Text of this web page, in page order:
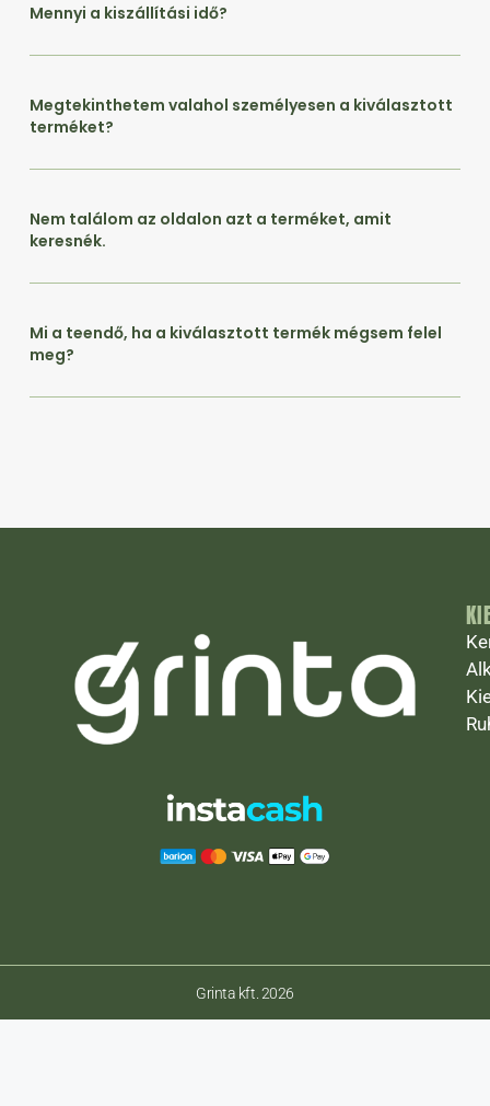
Mennyi a kiszállítási idő?
Megtekinthetem valahol személyesen a kiválasztott
terméket?
Nem találom az oldalon azt a terméket, amit
keresnék.
Mi a teendő, ha a kiválasztott termék mégsem felel
meg?
Grinta kft. 2026